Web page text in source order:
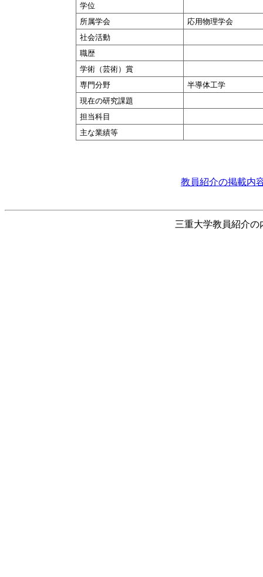
学位
所属学会
応用物理学会
社会活動
職歴
学術（芸術）賞
専門分野
半導体工学
現在の研究課題
担当科目
主な業績等
教員紹介の掲載内
三重大学教員紹介